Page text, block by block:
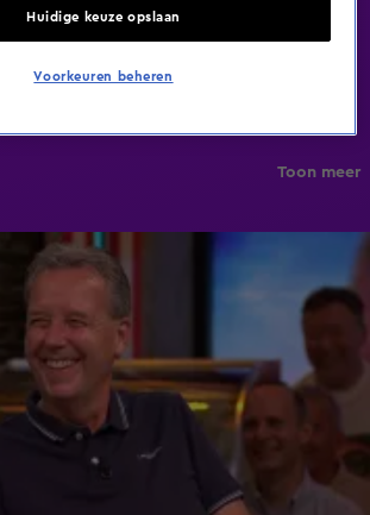
Toon meer
Huidige keuze opslaan
Voorkeuren beheren